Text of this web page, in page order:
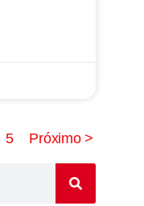
5 Próximo >